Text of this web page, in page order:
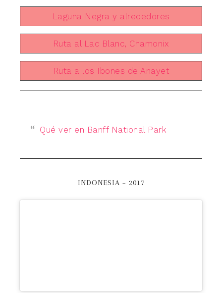
Laguna Negra y alrededores
Ruta al Lac Blanc, Chamonix
Ruta a los Ibones de Anayet
Qué ver en Banff National Park
INDONESIA – 2017